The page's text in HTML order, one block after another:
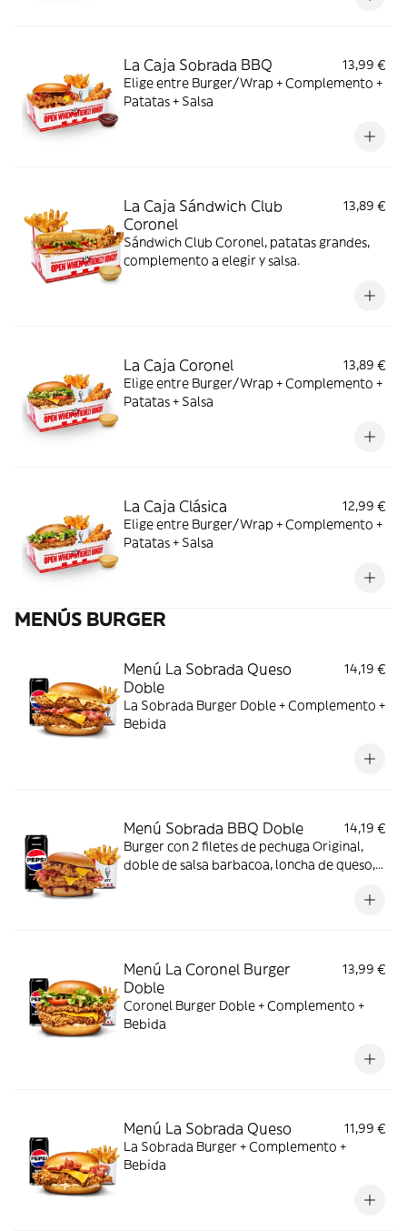
La Caja Sobrada BBQ
13,99 €
Elige entre Burger/Wrap + Complemento +
Patatas + Salsa
La Caja Sándwich Club
Coronel
13,89 €
Sándwich Club Coronel, patatas grandes,
complemento a elegir y salsa.
La Caja Coronel
13,89 €
Elige entre Burger/Wrap + Complemento +
Patatas + Salsa
La Caja Clásica
12,99 €
Elige entre Burger/Wrap + Complemento +
Patatas + Salsa
MENÚS BURGER
Menú La Sobrada Queso
Doble
14,19 €
La Sobrada Burger Doble + Complemento +
Bebida
Menú Sobrada BBQ Doble
14,19 €
Burger con 2 filetes de pechuga Original,
doble de salsa barbacoa, loncha de queso,
Menú La Coronel Burger
Doble
13,99 €
Coronel Burger Doble + Complemento +
Bebida
Menú La Sobrada Queso
11,99 €
La Sobrada Burger + Complemento +
Bebida